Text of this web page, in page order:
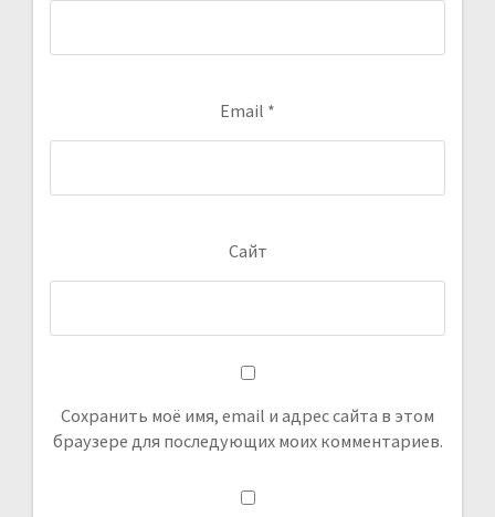
Email *
Сайт
Сохранить моё имя, email и адрес сайта в этом
браузере для последующих моих комментариев.